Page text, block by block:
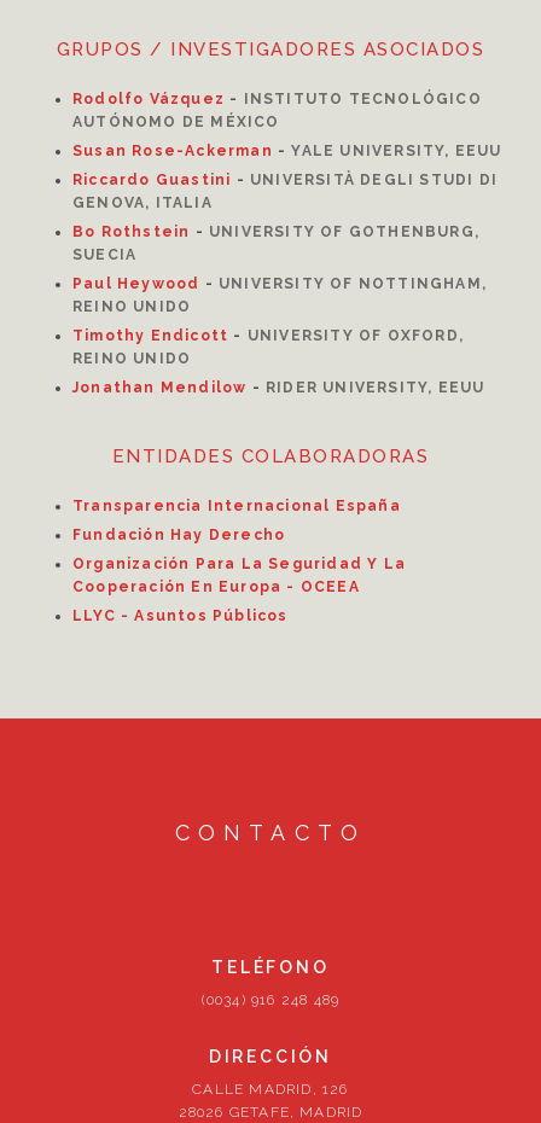
GRUPOS / INVESTIGADORES ASOCIADOS
Rodolfo Vázquez - INSTITUTO TECNOLÓGICO
AUTÓNOMO DE MÉXICO
Susan Rose-Ackerman -YALE UNIVERSITY, EEUU
Riccardo Guastini - UNIVERSITÀ DEGLI STUDI DI
GENOVA, ITALIA
Bo Rothstein - UNIVERSITY OF GOTHENBURG,
SUECIA
Paul Heywood - UNIVERSITY OF NOTTINGHAM,
REINO UNIDO
Timothy Endicott - UNIVERSITY OF OXFORD,
REINO UNIDO
Jonathan Mendilow - RIDER UNIVERSITY, EEUU
ENTIDADES COLABORADORAS
Transparencia Internacional España
Fundación Hay Derecho
Organización Para La Seguridad Y La
Cooperación En Europa - OCEEA
LLYC - Asuntos Públicos
CONTACTO
TELÉFONO
(0034) 916 248 489
DIRECCIÓN
CALLE MADRID, 126
28026 GETAFE, MADRID